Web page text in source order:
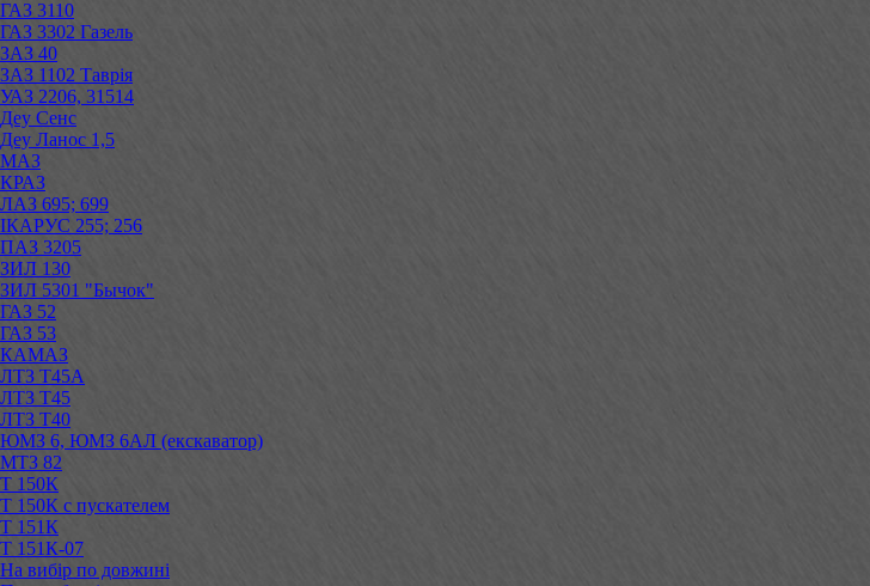
ГАЗ 3110
ГАЗ 3302 Газель
ЗАЗ 40
ЗАЗ 1102 Таврія
УАЗ 2206, 31514
Деу Сенс
Деу Ланос 1,5
МАЗ
КРАЗ
ЛАЗ 695; 699
ІКАРУС 255; 256
ПАЗ 3205
ЗИЛ 130
ЗИЛ 5301 "Бычок"
ГАЗ 52
ГАЗ 53
КАМАЗ
ЛТЗ Т45А
ЛТЗ Т45
ЛТЗ Т40
ЮМЗ 6, ЮМЗ 6АЛ (екскаватор)
МТЗ 82
Т 150К
Т 150К с пускателем
Т 151К
Т 151К-07
На вибір по довжині